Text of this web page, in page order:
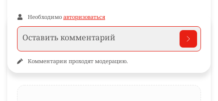
Необходимо авторизоваться
Комментарии проходят модерацию.